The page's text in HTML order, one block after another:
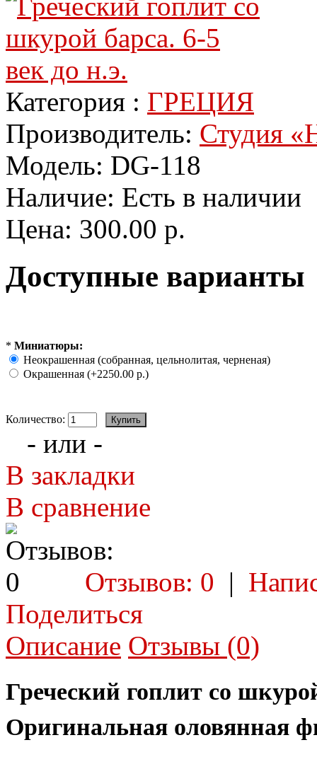
Категория : ГРЕЦИЯ
Производитель: Студия
Модель: DG-118
Наличие: Есть в наличии
Цена: 300.00 р.
Доступные варианты
* Миниатюры:
Неокрашенная (собранная, цельнолитая, черненая)
Окрашенная (+2250.00 р.)
Количество:
- или -
В закладки
В сравнение
Отзывов: 0 |
Поделиться
Описание Отзывы (0)
Греческий гоплит со
Оригинальная оловянная